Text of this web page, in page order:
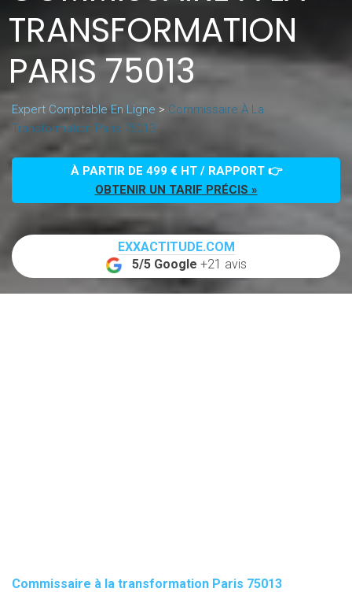
TRANSFORMATION
PARIS 75013
Expert Comptable En Ligne > Commissaire À La
Transformation Paris 75013
À PARTIR DE 499 € HT / RAPPORT 👉
OBTENIR UN TARIF PRÉCIS »
EXXACTITUDE.COM
5/5 Google +21 avis
Commissaire à la transformation Paris 75013